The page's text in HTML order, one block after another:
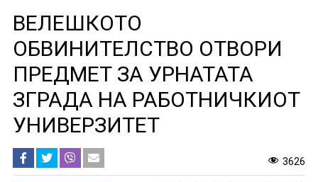
ВЕЛЕШКОТО
ОБВИНИТЕЛСТВО ОТВОРИ
ПРЕДМЕТ ЗА УРНАТАТА
ЗГРАДА НА РАБОТНИЧКИОТ
УНИВЕРЗИТЕТ
3626